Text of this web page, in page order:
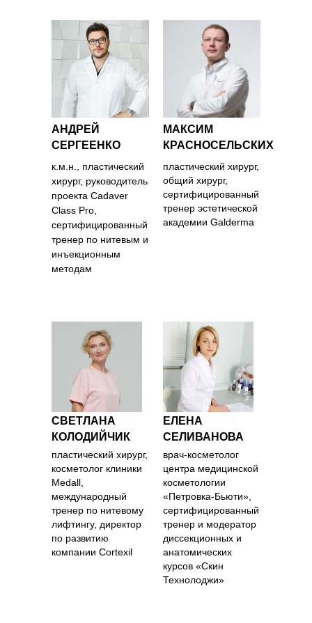
МАКСИМ
КРАСНОСЕЛЬСКИХ
СВЕТЛАНА
КОЛОДИЙЧИК
ЕЛЕНА
СЕЛИВАНОВА
пластический хирург,
общий хирург,
сертифицированный
тренер эстетической
академии Galderma
пластический хирург,
косметолог клиники
Medall,
международный
тренер по нитевому
лифтингу, директор
по развитию
компании Сortexil
врач-косметолог
центра медицинской
косметологии
«Петровка-Бьюти»,
сертифицированный
тренер и модератор
диссекционных и
анатомических
курсов «Скин
Технолоджи»
АНДРЕЙ
СЕРГЕЕНКО
к.м.н., пластический
хирург, руководитель
проекта Cadaver
Class Pro,
сертифицированный
тренер по нитевым и
инъекционным
методам